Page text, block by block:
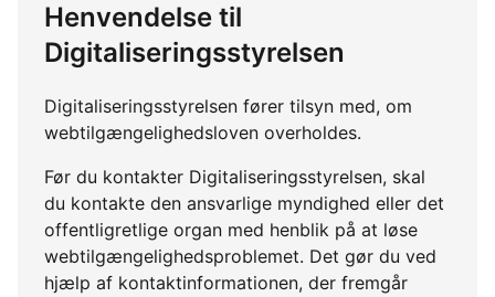
Henvendelse til
Digitaliseringsstyrelsen
Digitaliseringsstyrelsen fører tilsyn med, om
webtilgængelighedsloven overholdes.
Før du kontakter Digitaliseringsstyrelsen, skal
du kontakte den ansvarlige myndighed eller det
offentligretlige organ med henblik på at løse
webtilgængelighedsproblemet. Det gør du ved
hjælp af kontaktinformationen, der fremgår